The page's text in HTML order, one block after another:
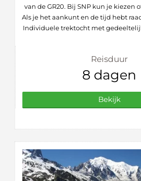
van de GR20. Bij SNP kun je kiezen
Als je het aankunt en de tijd hebt
Individuele trektocht met
Reisduur
8 dagen
Bekijk